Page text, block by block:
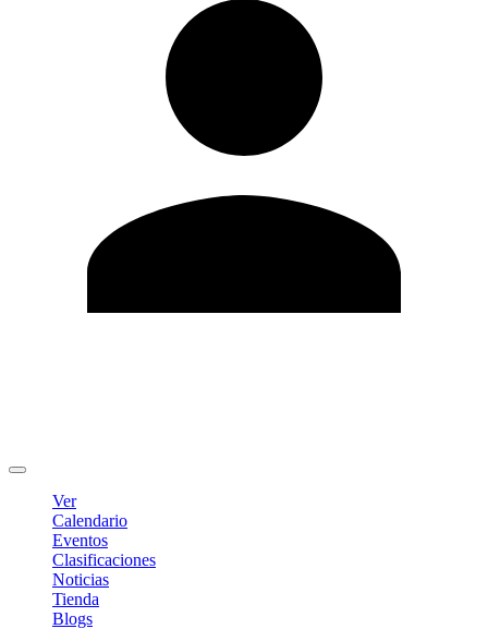
Ver
Calendario
Eventos
Clasificaciones
Noticias
Tienda
Blogs